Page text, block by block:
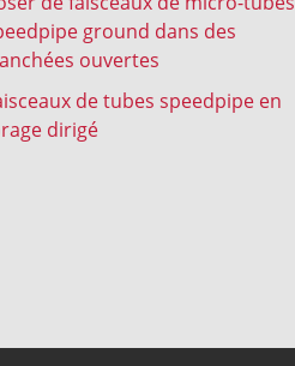
ground dans des
ouvertes
de tubes speedpipe en
dirigé